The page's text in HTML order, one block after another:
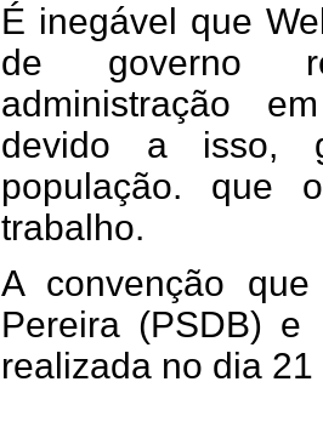
É inegável que
de governo
administração
devido a isso,
população. que
trabalho.
A convenção
Pereira (PSDB) e
realizada no dia